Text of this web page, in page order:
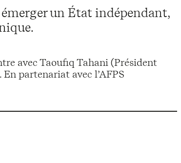
émerger un État indépendant,
avec Taoufiq Tahani (Président
partenariat avec l’AFPS